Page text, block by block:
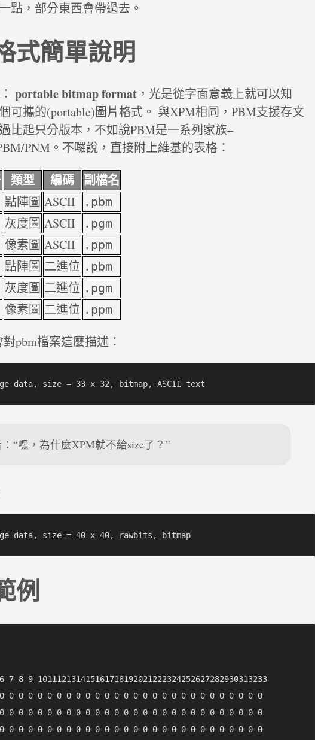
點，部分東西會帶過去。
式簡單說明
portable bitmap format ，光是從字面意義上就可以知
可攜的(portable)圖片格式。 與XPM相同，PBM支援存文
比起只分版本，不如說PBM是一系列家族–
PNM。不囉說，直接附上維基的表格：
類型 編碼 副檔名
點陣圖 ASCII .pbm
灰度圖 ASCII .pgm
像素圖 ASCII .ppm
點陣圖 二進位 .pbm
灰度圖 二進位 .pgm
像素圖 二進位 .ppm
pbm檔案這麼描述：
“嘿，為什麼XPM就不給size了？”
例
8 9 101112131415161718192021222324252627282930313233
0 0 0 0 0 0 0 0 0 0 0 0 0 0 0 0 0 0 0 0 0 0 0 0 0 0 0
0 0 0 0 0 0 0 0 0 0 0 0 0 0 0 0 0 0 0 0 0 0 0 0 0 0 0
0 0 0 0 0 0 0 0 0 0 0 0 0 0 0 0 0 0 0 0 0 0 0 0 0 0 0